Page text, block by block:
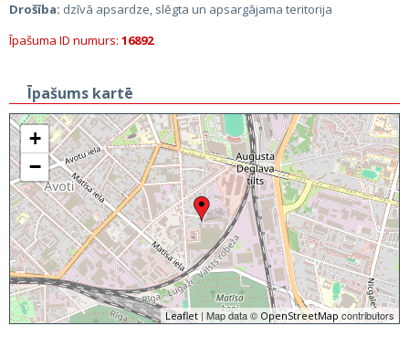
Drošība: dzīvā apsardze, slēgta un apsargājama teritorija
Īpašuma ID numurs: 16892
Īpašums kartē
+
−
Leaflet| Map data © OpenStreetMapcontributors